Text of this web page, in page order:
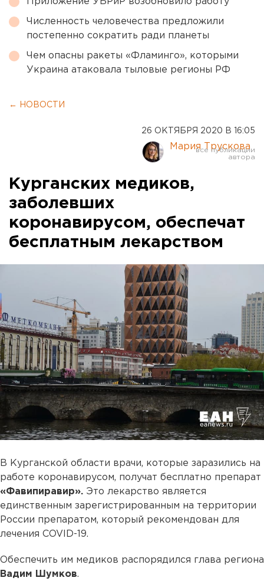
Численность человечества предложили
постепенно сократить ради планеты
Чем опасны ракеты «Фламинго», которыми
Украина атаковала тыловые регионы РФ
← НОВОСТИ
26 ОКТЯБРЯ 2020 В 16:05
Мария Трускова
Курганских медиков,
заболевших
коронавирусом, обеспечат
бесплатным лекарством
В Курганской области врачи, которые заразились на
работе коронавирусом, получат бесплатно препарат
«Фавипиравир». Это лекарство является
единственным зарегистрированным на территории
России препаратом, который рекомендован для
лечения COVID-19.
Обеспечить им медиков распорядился глава региона
Вадим Шумков.